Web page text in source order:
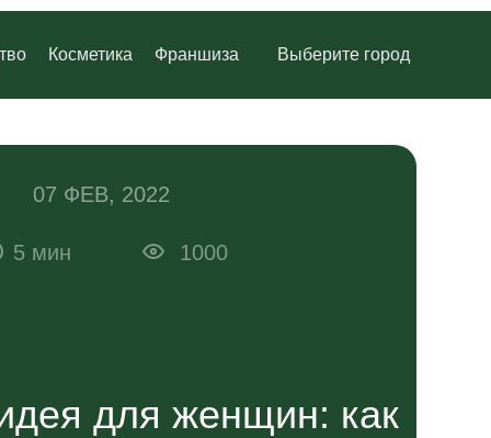
Подмышки
Косметика Франшиза Выберите город
зона
Бикини классическое
Спина
для женщин: как
07 ФЕВ, 2022
5 мин 1000